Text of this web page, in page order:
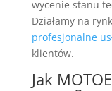
wycenie stanu
Działamy na
profesjonalne
klientów.
Jak